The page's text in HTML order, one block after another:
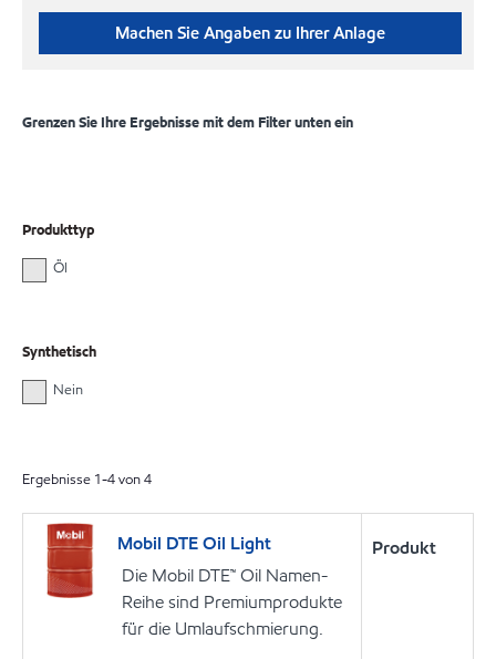
Machen Sie Angaben zu Ihrer Anlage
Grenzen Sie Ihre Ergebnisse mit dem Filter unten ein
Produkttyp
Öl
Synthetisch
Nein
Ergebnisse 1-4von4
Mobil DTE Oil Light
Die Mobil DTE™ Oil Namen-
Reihe sind Premiumprodukte
für die Umlaufschmierung.
Produkt